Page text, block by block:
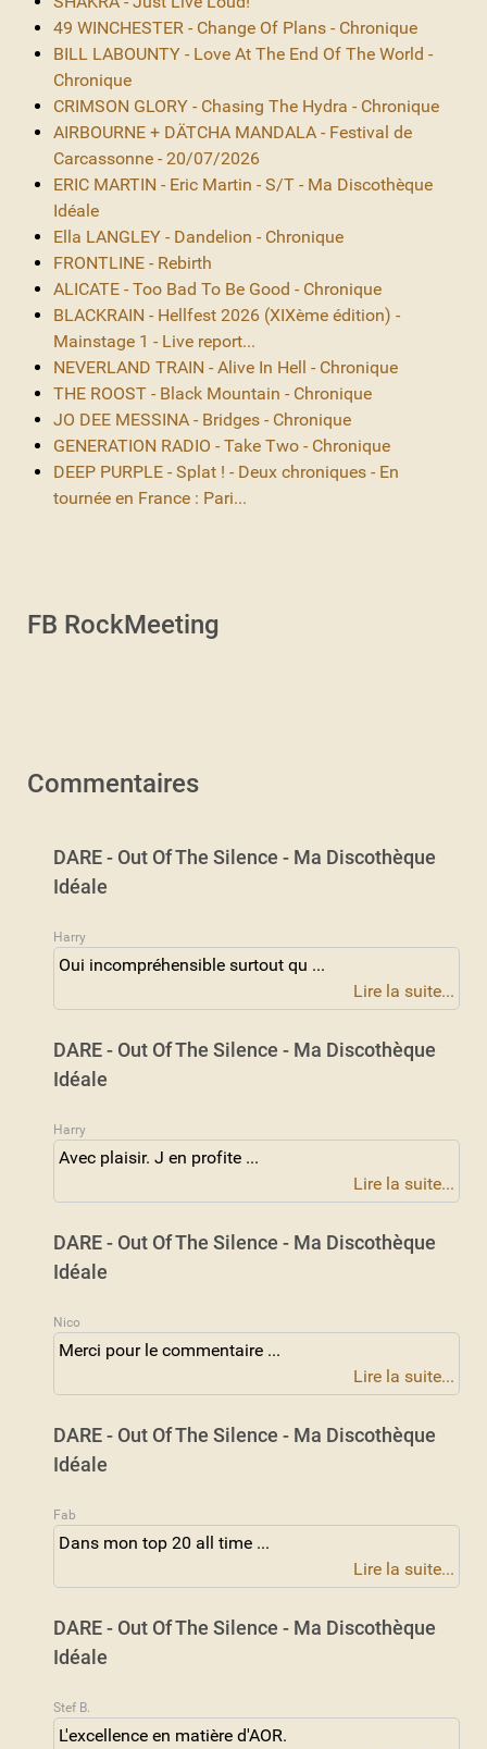
49 WINCHESTER - Change Of Plans - Chronique
BILL LABOUNTY - Love At The End Of The World -
Chronique
CRIMSON GLORY - Chasing The Hydra - Chronique
AIRBOURNE + DÄTCHA MANDALA - Festival de
Carcassonne - 20/07/2026
ERIC MARTIN - Eric Martin - S/T - Ma Discothèque
Idéale
Ella LANGLEY - Dandelion - Chronique
FRONTLINE - Rebirth
ALICATE - Too Bad To Be Good - Chronique
BLACKRAIN - Hellfest 2026 (XIXème édition) -
Mainstage 1 - Live report...
NEVERLAND TRAIN - Alive In Hell - Chronique
THE ROOST - Black Mountain - Chronique
JO DEE MESSINA - Bridges - Chronique
GENERATION RADIO - Take Two - Chronique
DEEP PURPLE - Splat ! - Deux chroniques - En
tournée en France : Pari...
FB RockMeeting
Commentaires
DARE - Out Of The Silence - Ma Discothèque
Idéale
Harry
Oui incompréhensible surtout qu ...
Lire la suite...
DARE - Out Of The Silence - Ma Discothèque
Idéale
Harry
Avec plaisir. J en profite ...
Lire la suite...
DARE - Out Of The Silence - Ma Discothèque
Idéale
Nico
Merci pour le commentaire ...
Lire la suite...
DARE - Out Of The Silence - Ma Discothèque
Idéale
Fab
Dans mon top 20 all time ...
Lire la suite...
DARE - Out Of The Silence - Ma Discothèque
Idéale
Stef B.
L'excellence en matière d'AOR.